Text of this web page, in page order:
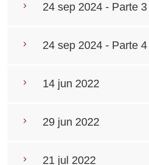
24 sep 2024 - Parte 3
24 sep 2024 - Parte 4
14 jun 2022
29 jun 2022
21 jul 2022